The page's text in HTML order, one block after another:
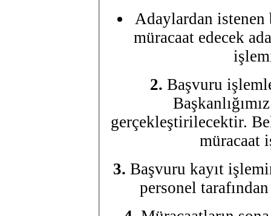
Adaylardan
müracaat edecek
2. Başvuru
gerçekleştirilecektir.
müracaat
3. Başvuru kayıt
personel